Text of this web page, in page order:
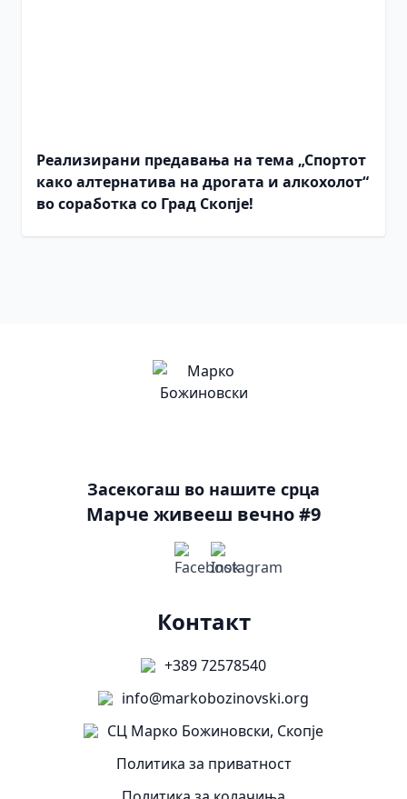
Реализирани предавања на тема „Спортот
како алтернатива на дрогата и алкохолот“
во соработка со Град Скопје!
Засекогаш во нашите срца
Марче живееш вечно #9
Контакт
+389 72578540
info@markobozinovski.org
СЦ Марко Божиновски, Скопје
Политика за приватност